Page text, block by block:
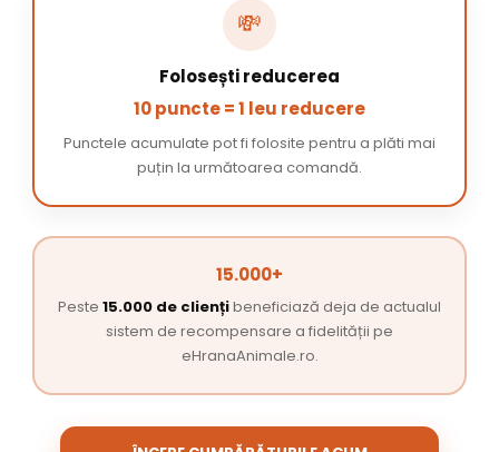
💸
Folosești reducerea
10 puncte = 1 leu reducere
Punctele acumulate pot fi folosite pentru a plăti mai
puțin la următoarea comandă.
15.000+
Peste 15.000 de cliențibeneficiază deja de actualul
sistem de recompensare a fidelității pe
eHranaAnimale.ro.